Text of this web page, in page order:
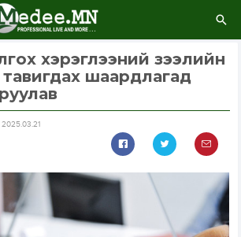
хэрэглээний зээлийн
тавигдах шаардлагад
2025.03.21